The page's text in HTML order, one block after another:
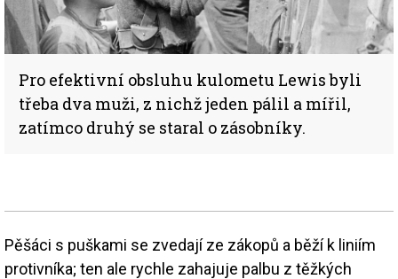
Pro efektivní obsluhu kulometu Lewis byli
třeba dva muži, z nichž jeden pálil a mířil,
zatímco druhý se staral o zásobníky.
Pěšáci s puškami se zvedají ze zákopů a běží k liniím
protivníka; ten ale rychle zahajuje palbu z těžkých